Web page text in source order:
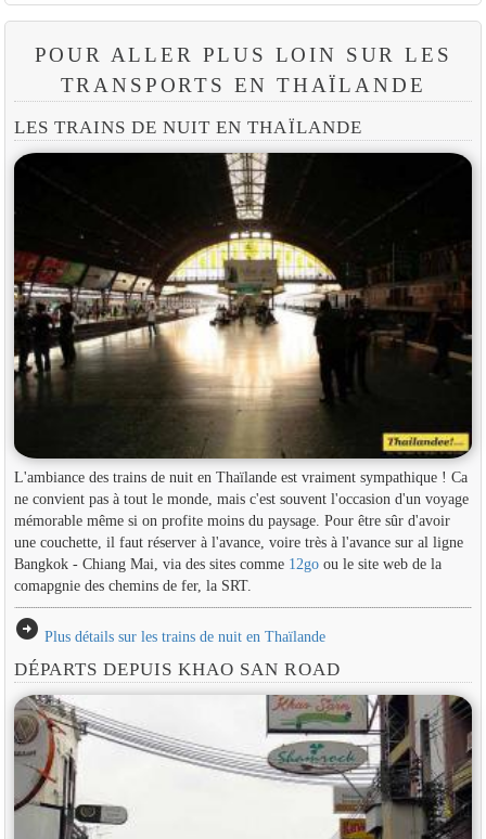
POUR ALLER PLUS LOIN SUR LES
TRANSPORTS EN THAÏLANDE
LES TRAINS DE NUIT EN THAÏLANDE
L'ambiance des trains de nuit en Thaïlande est vraiment sympathique ! Ca
ne convient pas à tout le monde, mais c'est souvent l'occasion d'un voyage
mémorable même si on profite moins du paysage. Pour être sûr d'avoir
une couchette, il faut réserver à l'avance, voire très à l'avance sur al ligne
Bangkok - Chiang Mai, via des sites comme 12goou le site web de la
comapgnie des chemins de fer, la SRT.
arrow_circle_right Plus détails sur les trains de nuit en Thaïlande
DÉPARTS DEPUIS KHAO SAN ROAD